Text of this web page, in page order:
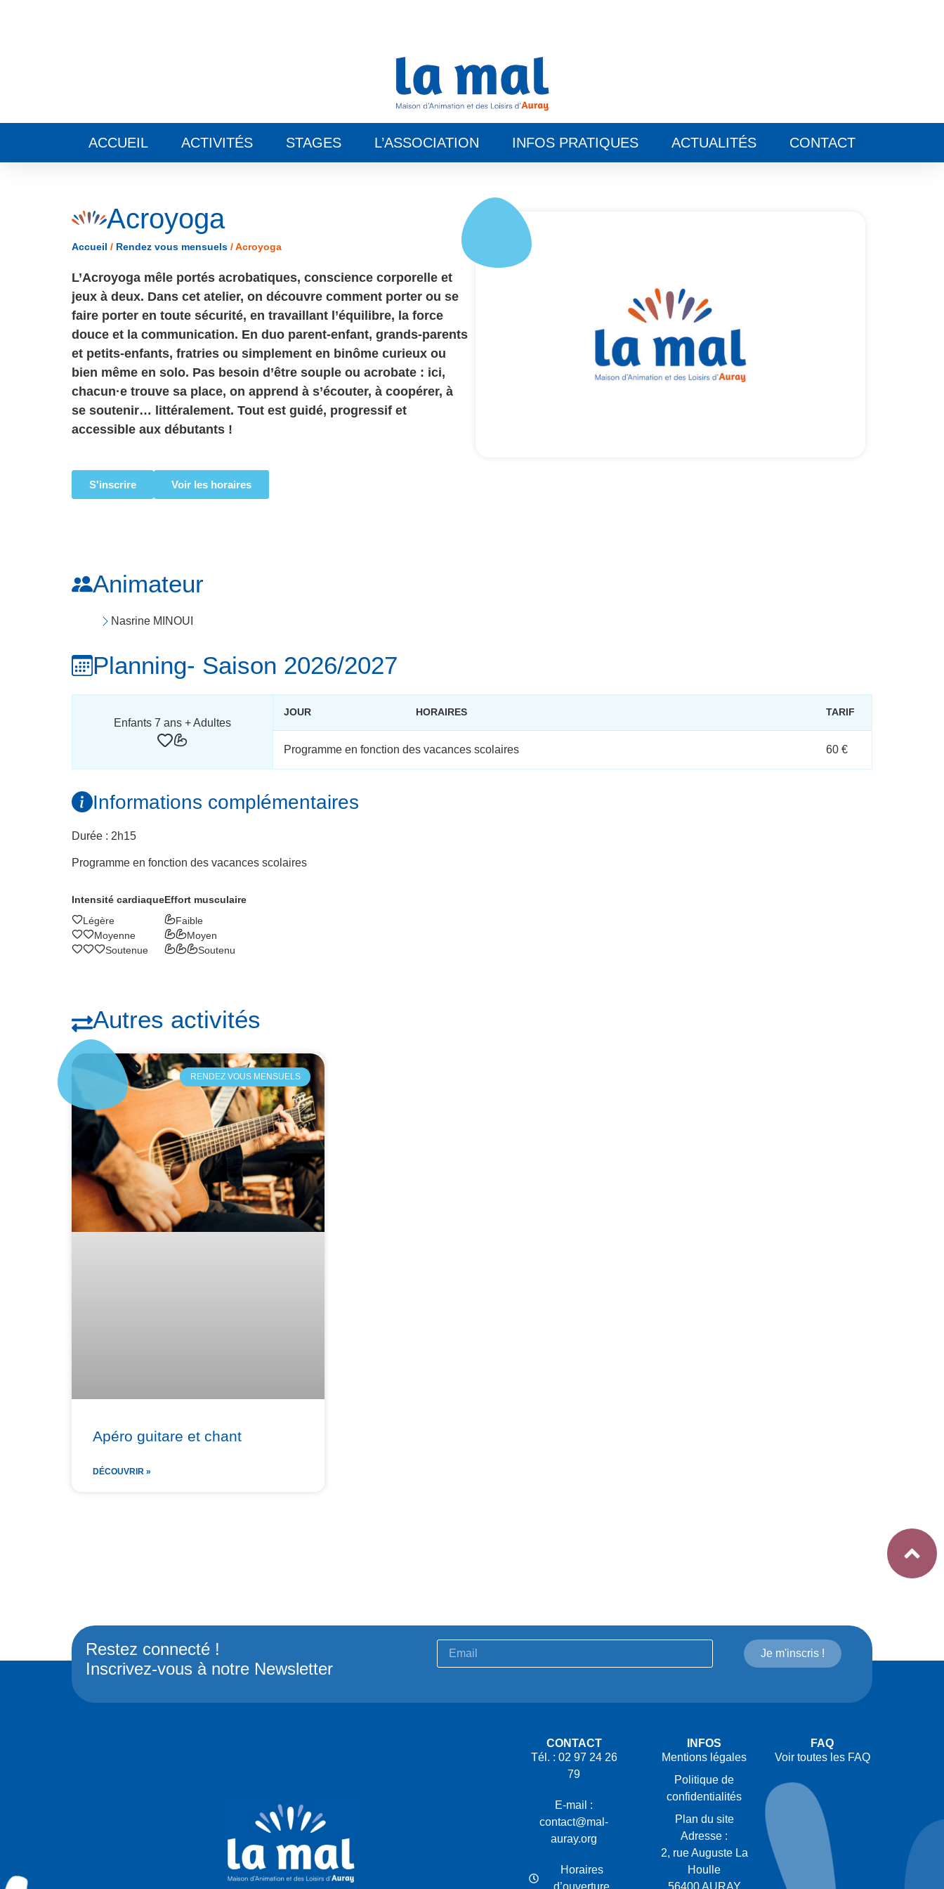
ACCUEIL ACTIVITÉS STAGES L’ASSOCIATION INFOS PRATIQUES ACTUALITÉS CONTACT
Acroyoga
Accueil / Rendez vous mensuels / Acroyoga
L’Acroyoga mêle portés acrobatiques, conscience corporelle et
jeux à deux. Dans cet atelier, on découvre comment porter ou se
faire porter en toute sécurité, en travaillant l’équilibre, la force
douce et la communication. En duo parent-enfant, grands-parents
et petits-enfants, fratries ou simplement en binôme curieux ou
bien même en solo. Pas besoin d’être souple ou acrobate : ici,
chacun·e trouve sa place, on apprend à s’écouter, à coopérer, à
se soutenir… littéralement. Tout est guidé, progressif et
accessible aux débutants !
S'inscrire Voir les horaires
Animateur
Nasrine MINOUI
Planning- Saison 2026/2027
Enfants 7 ans + Adultes
JOUR HORAIRES
Programme en fonction des vacances scolaires
TARIF
60 €
Informations complémentaires
Durée : 2h15
Programme en fonction des vacances scolaires
Intensité cardiaque
Légère
Moyenne
Soutenue
Effort musculaire
Faible
Moyen
Soutenu
Autres activités
RENDEZ VOUS MENSUELS
Apéro guitare et chant
DÉCOUVRIR »
Restez connecté !
Inscrivez-vous à notre Newsletter
Je m'inscris !
CONTACT
Tél. : 02 97 24 26
79
E-mail :
contact@mal-
auray.org
Horaires
d’ouverture
INFOS
Mentions légales
Politique de
confidentialités
Plan du site
Adresse :
2, rue Auguste La
Houlle
56400 AURAY
FAQ
Voir toutes les FAQ